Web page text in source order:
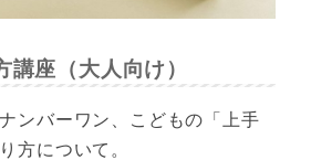
講座（大人向け）
ンバーワン、こどもの「上手
方について。